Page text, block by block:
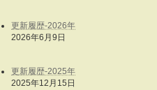
更新履歴‐2026年
2026年6月9日
更新履歴‐2025年
2025年12月15日